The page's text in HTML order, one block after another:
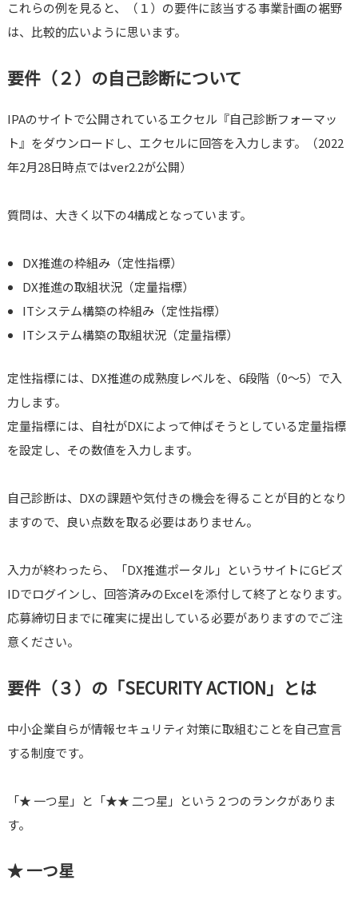
これらの例を見ると、（１）の要件に該当する事業計画の裾野
は、比較的広いように思います。
要件（２）の自己診断について
IPAのサイトで公開されているエクセル『自己診断フォーマッ
ト』をダウンロードし、エクセルに回答を入力します。（2022
年2月28日時点ではver2.2が公開）
質問は、大きく以下の4構成となっています。
DX推進の枠組み（定性指標）
DX推進の取組状況（定量指標）
ITシステム構築の枠組み（定性指標）
ITシステム構築の取組状況（定量指標）
定性指標には、DX推進の成熟度レベルを、6段階（0～5）で入
力します。
定量指標には、自社がDXによって伸ばそうとしている定量指標
を設定し、その数値を入力します。
自己診断は、DXの課題や気付きの機会を得ることが目的となり
ますので、良い点数を取る必要はありません。
入力が終わったら、「DX推進ポータル」というサイトにGビズ
IDでログインし、回答済みのExcelを添付して終了となります。
応募締切日までに確実に提出している必要がありますのでご注
意ください。
要件（３）の「SECURITY ACTION」とは
中小企業自らが情報セキュリティ対策に取組むことを自己宣言
する制度です。
「★ 一つ星」と「★★ 二つ星」という２つのランクがありま
す。
★ 一つ星